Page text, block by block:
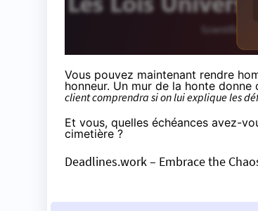
Vous pouvez maintenant rendre
honneur. Un mur de la honte donne
client comprendra si on lui explique les
Et vous, quelles échéances avez-
cimetière ?
Deadlines.work – Embrace the